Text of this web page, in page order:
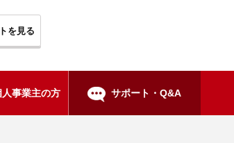
を見る
事業主の方 サポート・Q&A